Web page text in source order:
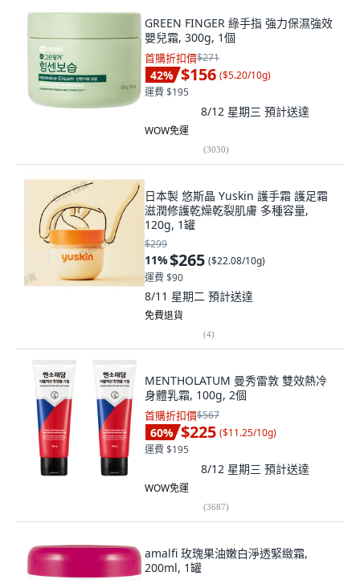
GREEN FINGER 綠手指 強力保濕強效
嬰兒霜, 300g, 1個
首購折扣價$271
42% $156 ($5.20/10g)
運費 $195
8/12 星期三 預計送達
WOW免運
(3030)
日本製 悠斯晶 Yuskin 護手霜 護足霜
滋潤修護乾燥乾裂肌膚 多種容量,
120g, 1罐
$299
11%$265 ($22.08/10g)
運費 $90
8/11 星期二 預計送達
免費退貨
(4)
MENTHOLATUM 曼秀雷敦 雙效熱冷
身體乳霜, 100g, 2個
首購折扣價$567
60% $225 ($11.25/10g)
運費 $195
8/12 星期三 預計送達
WOW免運
(3687)
amalfi 玫瑰果油嫩白淨透緊緻霜,
200ml, 1罐